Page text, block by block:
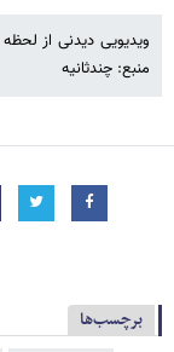
ویدیویی دیدنی از
منبع: چندثانیه
برچسب‌ها